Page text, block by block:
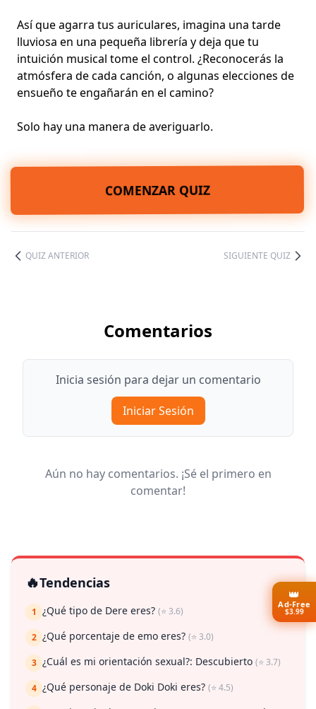
Así que agarra tus auriculares, imagina una tarde
lluviosa en una pequeña librería y deja que tu
intuición musical tome el control. ¿Reconocerás la
atmósfera de cada canción, o algunas elecciones de
ensueño te engañarán en el camino?
Solo hay una manera de averiguarlo.
COMENZAR QUIZ
QUIZ ANTERIOR SIGUIENTE QUIZ
Comentarios
Inicia sesión para dejar un comentario
Iniciar Sesión
Aún no hay comentarios. ¡Sé el primero en
comentar!
🔥Tendencias
1 ¿Qué tipo de Dere eres? (⭐ 3.6)
2 ¿Qué porcentaje de emo eres? (⭐ 3.0)
3 ¿Cuál es mi orientación sexual?: Descubierto (⭐ 3.7)
4 ¿Qué personaje de Doki Doki eres? (⭐ 4.5)
👑
Ad-Free
$3.99